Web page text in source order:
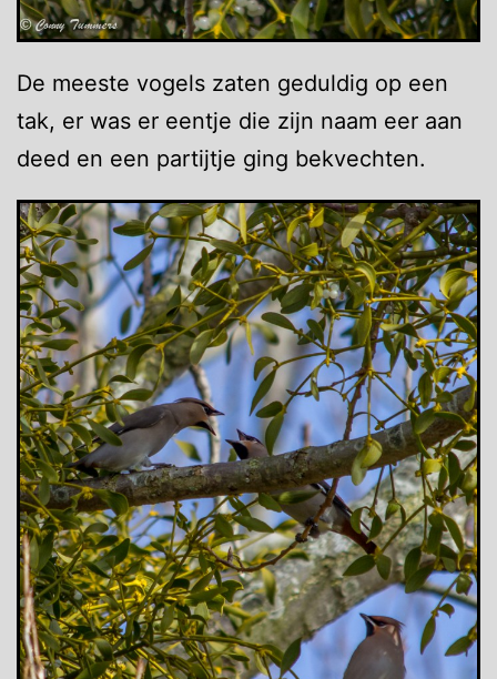
De meeste vogels zaten geduldig op een
tak, er was er eentje die zijn naam eer aan
deed en een partijtje ging bekvechten.